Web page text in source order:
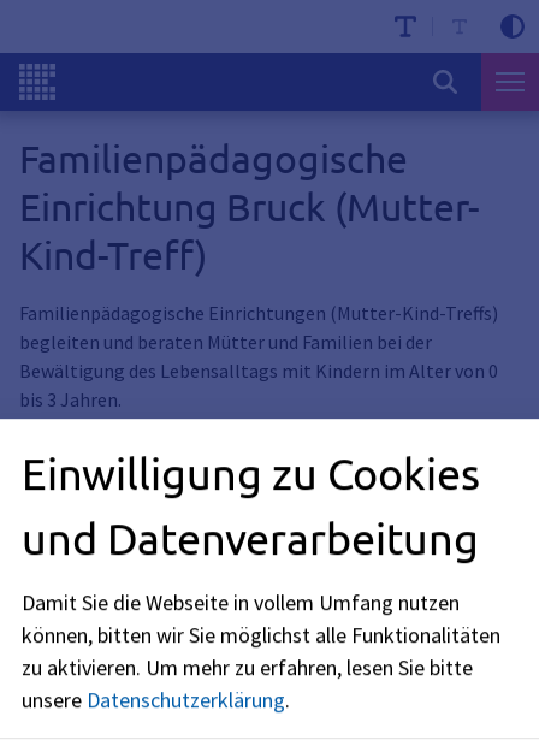
Familienpädagogische
Einrichtung Bruck (Mutter-
Kind-Treff)
Familienpädagogische Einrichtungen (Mutter-Kind-Treffs)
begleiten und beraten Mütter und Familien bei der
Bewältigung des Lebensalltags mit Kindern im Alter von 0
bis 3 Jahren.
Anschrift
91052Erlangen
Öffnungszeiten
Einwilligung zu Cookies
und Datenverarbeitung
Damit Sie die Webseite in vollem Umfang nutzen
können, bitten wir Sie möglichst alle Funktionalitäten
zu aktivieren. Um mehr zu erfahren, lesen Sie bitte
unsere Datenschutzerklärung.